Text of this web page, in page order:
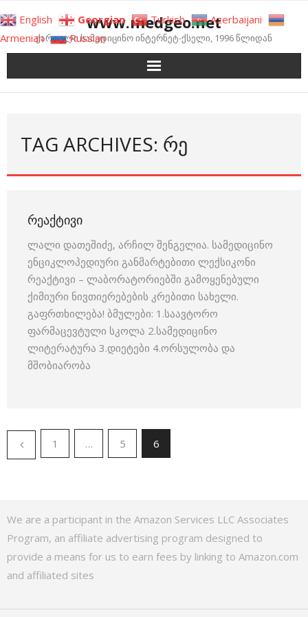
to
content
www.medgeo.net
ქართული სამედიცინო ინტერნეტ-ქსელი, 1996 წლიდან
TAG ARCHIVES: ᲠᲔ
ᲠᲔᲐᲥᲢᲘᲕᲘ
ლალი დათეშიძე, არჩილ შენგელია. სამედიცინო
ენციკლოპედიური განმარტებითი ლექსიკონი
რეაქტივი – ლაბორატორიებში გამოყენებული
ქიმიური ნივთიერებების კრებითი სახელი.
გაფრთხილება! ბმულები: 1.საავტორო
ფარმაცევტული სკოლა 2.სამედიცინო
ლიტერატურა 3.დიეტები 4.ორსულობა და
მშობიარობა
1 … 5 6
We are a participant in the Amazon Services LLC Associates
Program, an affiliate advertising program designed to
provide a means for us to earn fees by linking to Amazon.com
and affiliated sites
English Georgian Turkish
Azerbaijani
Armenian
Russian